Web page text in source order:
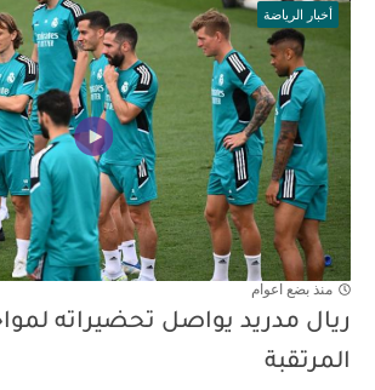
أخبار الرياضة
منذ بضع اعوام
ريال مدريد يواصل تحضيراته
المرتقبة